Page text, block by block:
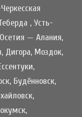
, Усть-
— Алания,
Дигора, Моздок,
Будённовск,